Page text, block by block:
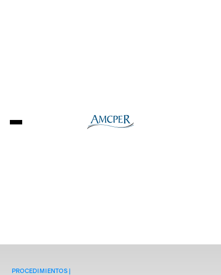
PROCEDIMIENTOS |